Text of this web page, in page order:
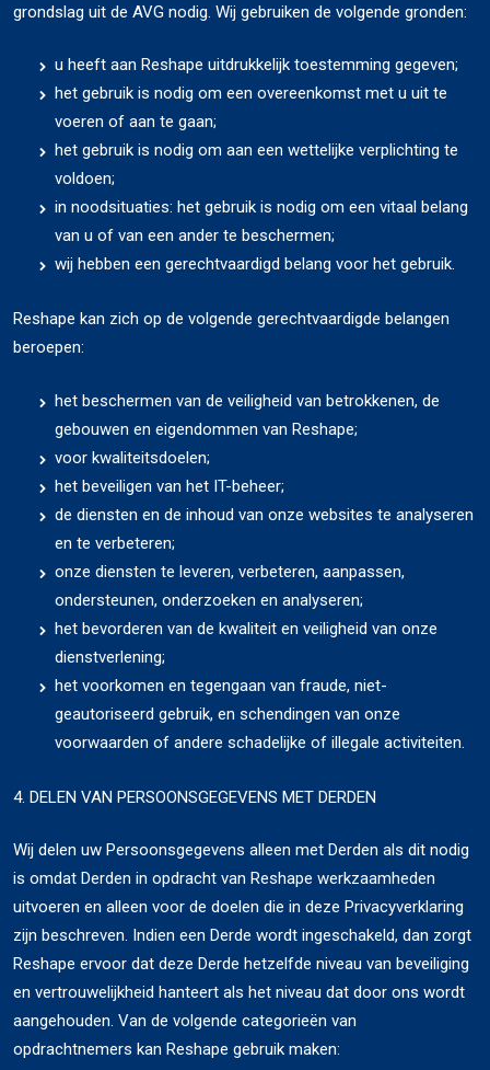
grondslag uit de AVG nodig. Wij gebruiken de volgende gronden:
u heeft aan Reshape uitdrukkelijk toestemming gegeven;
het gebruik is nodig om een overeenkomst met u uit te
voeren of aan te gaan;
het gebruik is nodig om aan een wettelijke verplichting te
voldoen;
in noodsituaties: het gebruik is nodig om een vitaal belang
van u of van een ander te beschermen;
wij hebben een gerechtvaardigd belang voor het gebruik.
Reshape kan zich op de volgende gerechtvaardigde belangen
beroepen:
het beschermen van de veiligheid van betrokkenen, de
gebouwen en eigendommen van Reshape;
voor kwaliteitsdoelen;
het beveiligen van het IT-beheer;
de diensten en de inhoud van onze websites te analyseren
en te verbeteren;
onze diensten te leveren, verbeteren, aanpassen,
ondersteunen, onderzoeken en analyseren;
het bevorderen van de kwaliteit en veiligheid van onze
dienstverlening;
het voorkomen en tegengaan van fraude, niet-
geautoriseerd gebruik, en schendingen van onze
voorwaarden of andere schadelijke of illegale activiteiten.
4. DELEN VAN PERSOONSGEGEVENS MET DERDEN
Wij delen uw Persoonsgegevens alleen met Derden als dit nodig
is omdat Derden in opdracht van Reshape werkzaamheden
uitvoeren en alleen voor de doelen die in deze Privacyverklaring
zijn beschreven. Indien een Derde wordt ingeschakeld, dan zorgt
Reshape ervoor dat deze Derde hetzelfde niveau van beveiliging
en vertrouwelijkheid hanteert als het niveau dat door ons wordt
aangehouden. Van de volgende categorieën van
opdrachtnemers kan Reshape gebruik maken: